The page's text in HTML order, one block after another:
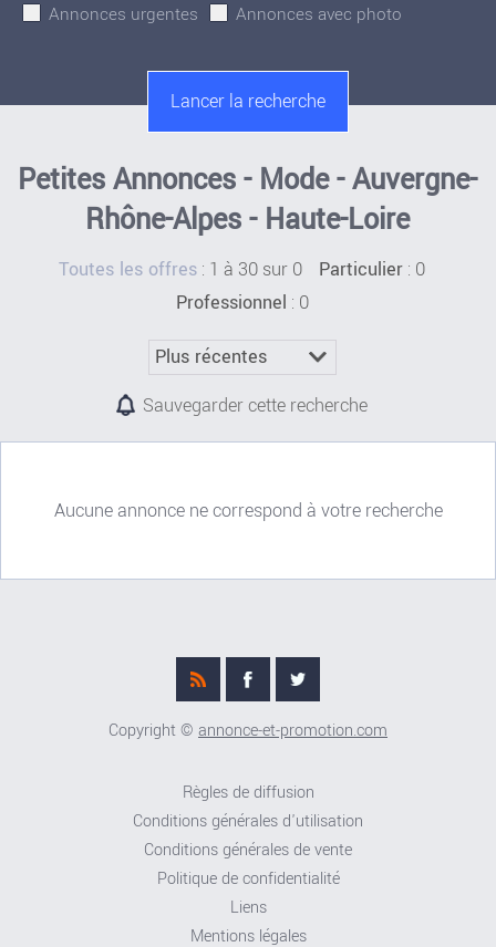
Annonces urgentes
Annonces avec photo
Petites Annonces - Mode - Auvergne-
Rhône-Alpes - Haute-Loire
Toutes les offres : 1 à 30 sur 0 Particulier : 0
Professionnel : 0
Sauvegarder cette recherche
Aucune annonce ne correspond à votre recherche
Copyright © annonce-et-promotion.com
Règles de diffusion
Conditions générales d'utilisation
Conditions générales de vente
Politique de confidentialité
Liens
Mentions légales